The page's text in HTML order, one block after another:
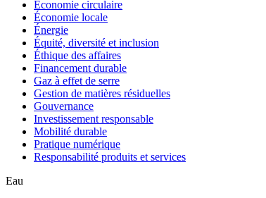
Économie circulaire
Économie locale
Énergie
Équité, diversité et inclusion
Éthique des affaires
Financement durable
Gaz à effet de serre
Gestion de matières résiduelles
Gouvernance
Investissement responsable
Mobilité durable
Pratique numérique
Responsabilité produits et services
Eau